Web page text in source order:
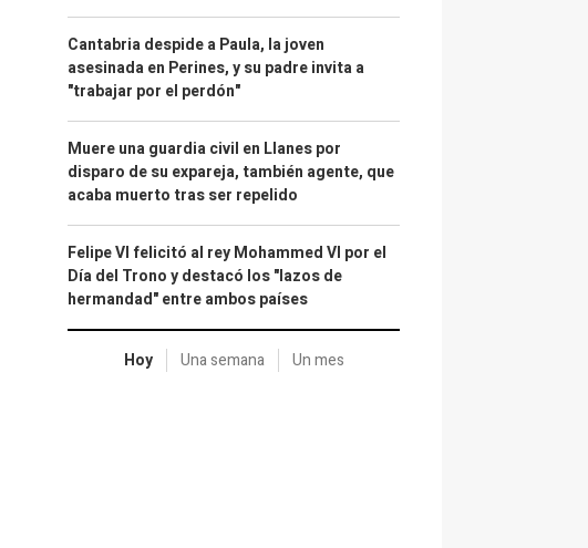
Cantabria despide a Paula, la joven
asesinada en Perines, y su padre invita a
"trabajar por el perdón"
Muere una guardia civil en Llanes por
disparo de su expareja, también agente, que
acaba muerto tras ser repelido
Felipe VI felicitó al rey Mohammed VI por el
Día del Trono y destacó los "lazos de
hermandad" entre ambos países
Hoy Una semana Un mes